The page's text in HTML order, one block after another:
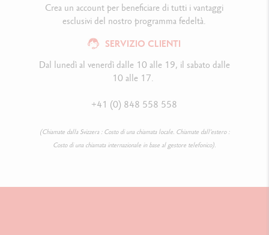
SERVIZIO CLIENTI
Dal lunedì al venerdì dalle 10 alle 19, il sabato dalle
10 alle 17.
+41 (0) 848 558 558
(Chiamate dalla Svizzera : Costo di una chiamata locale. Chiamate dall’estero :
Costo di una chiamata internazionale in base al gestore telefonico).
Crea un account per beneficiare di tutti i vantaggi
esclusivi del nostro programma fedeltà.